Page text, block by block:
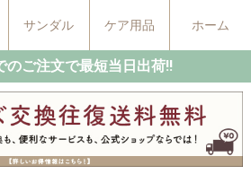
サンダル ケア用品 ホーム
のご注文で最短当日出荷!!